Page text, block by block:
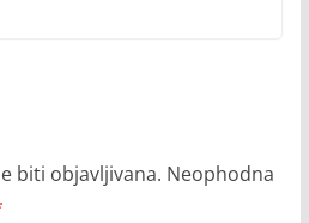
biti objavljivana. Neophodna